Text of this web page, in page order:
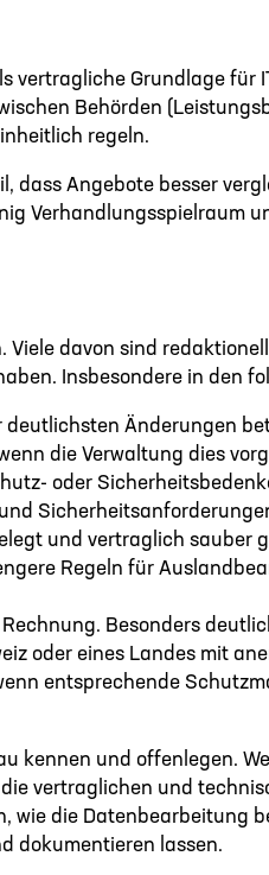
vertragliche Grundlage für
Behörden
regeln.
dass Angebote besser
Verhandlungsspielraum
davon sind
Insbesondere in den
Änderungen
die Verwaltung dies
oder
und vertraglich sauber
Regeln für
Besonders
oder eines Landes mit
entsprechende
kennen und offenlegen.
vertraglichen und
wie die
dokumentieren lassen.